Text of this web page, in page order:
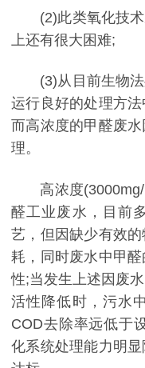
(2)此类氧化技
上还有很大困难;
(3)从目前生物
运行良好的处理方
而高浓度的甲醛废
理。
高浓度
醛工业废水，目前
艺，但因缺少有效
耗，同时废水中甲
性;当发生上述因废
活性降低时，污水
COD去除率远低于
化系统处理能力明